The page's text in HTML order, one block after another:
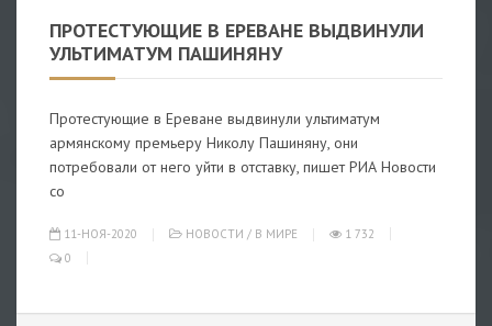
ПРОТЕСТУЮЩИЕ В ЕРЕВАНЕ ВЫДВИНУЛИ
УЛЬТИМАТУМ ПАШИНЯНУ
Протестующие в Ереване выдвинули ультиматум
армянскому премьеру Николу Пашиняну, они
потребовали от него уйти в отставку, пишет РИА Новости
со
11-НОЯ-2020 НОВОСТИ / В МИРЕ
1 732
0